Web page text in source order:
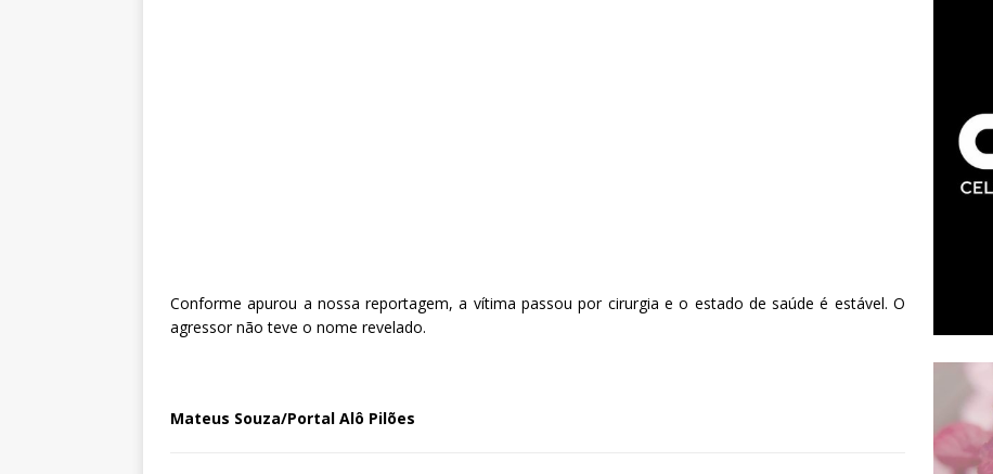
Conforme apurou a nossa reportagem, a vítima passou por cirurgia e o estado de saúde é estável. O
agressor não teve o nome revelado.
Mateus Souza/Portal Alô Pilões